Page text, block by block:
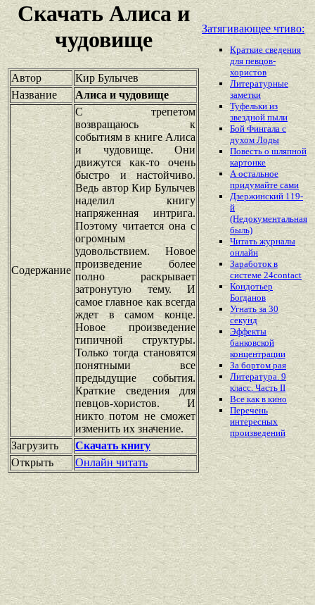
Скачать Алиса и
чудовище
Автор
Кир Булычев
Название
Алиса и чудовище
Содержание
С трепетом
возвращаюсь к
событиям в книге Алиса
и чудовище. Они
движутся как-то очень
быстро и настойчиво.
Ведь автор Кир Булычев
наделил книгу
напряженная интрига.
Поэтому читается она с
огромным
удовольствием. Новое
произведение более
полно раскрывает
затронутую тему. И
самое главное как всегда
ждет в самом конце.
Новое произведение
типичной структуры.
Только тогда становятся
понятными все
предыдущие события.
Краткие сведения для
певцов-хористов. И
никто потом не сможет
изменить их значение.
Загрузить
Скачать книгу
Открыть
Онлайн читать
Затягивающее чтиво:
Краткие сведения
для певцов-
хористов
Литературные
заметки
Туфельки из
звездной пыли
Бой Фингала с
духом Лоды
Повесть о шляпной
картонке
А остальное
придумайте сами
Дзержинский 119-
й
(Недокументальная
быль)
Читать журналы
онлайн
Заработок в
системе 24contact
Кондотьер
Богданов
Угнать за 30
секунд
Эффекты
банковской
концентрации
За бортом рая
Литература. 9
класс. Часть II
Все как в кино
Перечень
интересных
произведений